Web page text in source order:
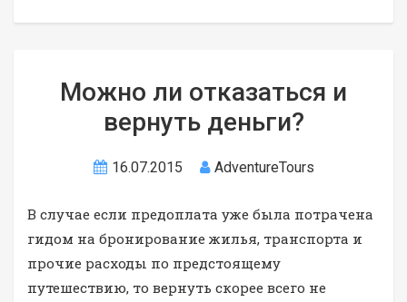
Можно ли отказаться и
вернуть деньги?
16.07.2015 AdventureTours
В случае если предоплата уже была потрачена
гидом на бронирование жилья, транспорта и
прочие расходы по предстоящему
путешествию, то вернуть скорее всего не